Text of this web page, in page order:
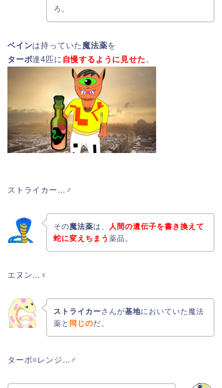
ろ。
ベインは持っていた 魔法薬を
ターボ達4匹に 自慢するように見せた。
ストライカー…♂
その魔法薬は、
人間の遺伝子を書き換えて
蛇に変えちまう 薬品。
エヌン…♀
ストライカーさんが基地においていた魔法
薬と 同じのだ。
ターボ=レンジ…♂